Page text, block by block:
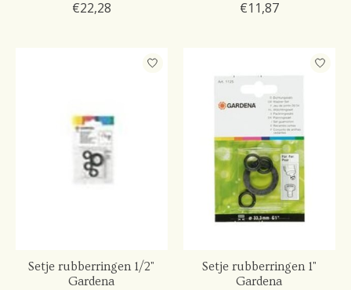
€22,28 €11,87
Setje rubberringen 1/2"
Gardena
Setje rubberringen 1"
Gardena